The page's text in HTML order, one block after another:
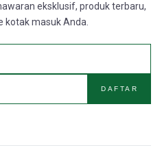
eksklusif, produk terbaru,
kotak masuk Anda.
DAFTAR